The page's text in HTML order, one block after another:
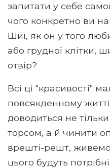
запитати у себе
чого конкретно ви
Шиї, як он у того
або грудної клітки,
отвір?
Всі ці "красивості"
повсякденному
доводиться не
торсом, а й чинити
врешті-решт, живемо
цього будуть